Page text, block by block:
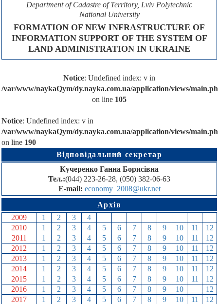
Department of Cadastre of Territory, Lviv Polytechnic
National University
FORMATION OF NEW INFRASTRUCTURE OF
INFORMATION SUPPORT OF THE SYSTEM OF
LAND ADMINISTRATION IN UKRAINE
Notice: Undefined index: v in
/var/www/naykaQym/dy.nayka.com.ua/application/views/
on line 105
Notice: Undefined index: v in
/var/www/naykaQym/dy.nayka.com.ua/application/views/
on line 190
Відповідальний секретар
Кучеренко Ганна Борисівна
Тел.:(044) 223-26-28, (050) 382-06-63
E-mail: economy_2008@ukr.net
Архів
2009
1 2 3 4
2010
1 2 3 4 5 6 7 8 9 10 11
12
2011
1 2 3 4 5 6 7 8 9 10 11
12
2012
1 2 3 4 5 6 7 8 9 10 11
12
2013
1 2 3 4 5 6 7 8 9 10 11
12
2014
1 2 3 4 5 6 7 8 9 10 11
12
2015
1 2 3 4 5 6 7 8 9 10 11
12
2016
1 2 3 4 5 6 7 8 9 10
12
2017
1 2 3 4 5 6 7 8 9 10 11
12